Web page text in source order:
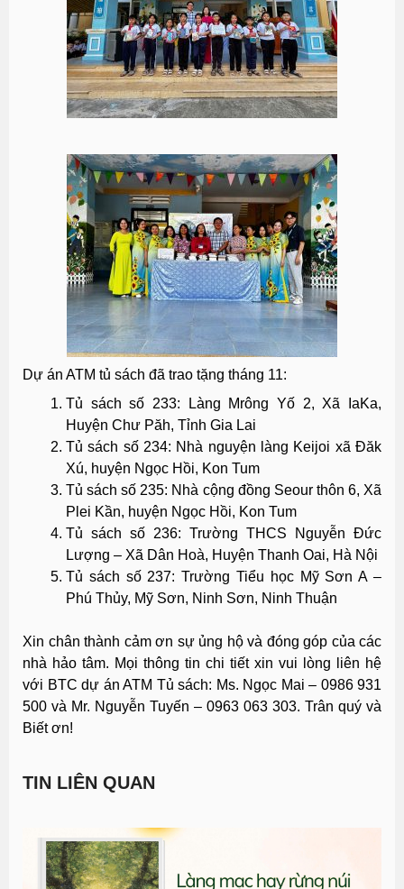
Dự án ATM tủ sách đã trao tặng tháng 11:
Tủ sách số 233: Làng Mrông Yố 2, Xã IaKa,
Huyện Chư Păh, Tỉnh Gia Lai
Tủ sách số 234: Nhà nguyện làng Keijoi xã Đăk
Xú, huyện Ngọc Hồi, Kon Tum
Tủ sách số 235: Nhà cộng đồng Seour thôn 6, Xã
Plei Kần, huyện Ngọc Hồi, Kon Tum
Tủ sách số 236: Trường THCS Nguyễn Đức
Lượng – Xã Dân Hoà, Huyện Thanh Oai, Hà Nội
Tủ sách số 237: Trường Tiểu học Mỹ Sơn A –
Phú Thủy, Mỹ Sơn, Ninh Sơn, Ninh Thuận
Xin chân thành cảm ơn sự ủng hộ và đóng góp của các
nhà hảo tâm. Mọi thông tin chi tiết xin vui lòng liên hệ
với BTC dự án ATM Tủ sách: Ms. Ngọc Mai – 0986 931
500 và Mr. Nguyễn Tuyến – 0963 063 303. Trân quý và
Biết ơn!
TIN LIÊN QUAN